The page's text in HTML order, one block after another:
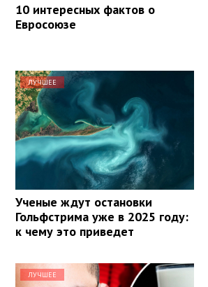
10 интересных фактов о
Евросоюзе
ЛУЧШЕЕ
Ученые ждут остановки
Гольфстрима уже в 2025 году:
к чему это приведет
ЛУЧШЕЕ